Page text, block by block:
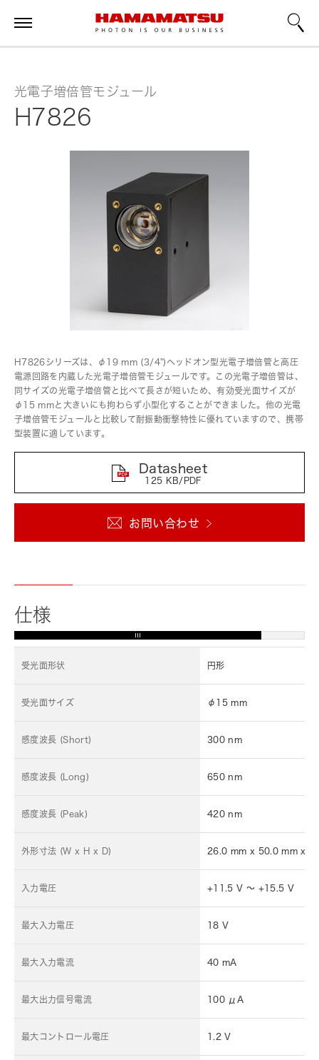
光電子増倍管モジュール
H7826
お問い合わせ
H7826シリーズは、φ19 mm (3/4")ヘッドオン型光電子増倍管と高圧
電源回路を内蔵した光電子増倍管モジュールです。この光電子増倍管は、
同サイズの光電子増倍管と比べて長さが短いため、有効受光面サイズが
φ15 mmと大きいにも拘わらず小型化することができました。他の光電
子増倍管モジュールと比較して耐振動衝撃特性に優れていますので、携帯
型装置に適しています。
Datasheet
125 KB/PDF
仕様
受光面形状 円形
受光面サイズ φ15 mm
感度波長 (Short) 300 nm
感度波長 (Long) 650 nm
感度波長 (Peak) 420 nm
外形寸法 (W x H x D) 26.0 mm x 50.0 mm x
入力電圧 +11.5 V ～ +15.5 V
最大入力電圧 18 V
最大入力電流 40 mA
最大出力信号電流 100 μA
最大コントロール電圧 1.2 V